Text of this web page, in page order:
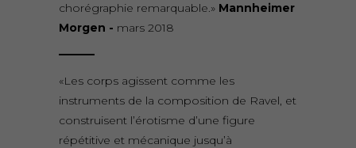
chorégraphie remarquable.» Mannheimer
Morgen - mars 2018
«Les corps agissent comme les
instruments de la composition de Ravel, et
construisent l’érotisme d’une figure
répétitive et mécanique jusqu’à